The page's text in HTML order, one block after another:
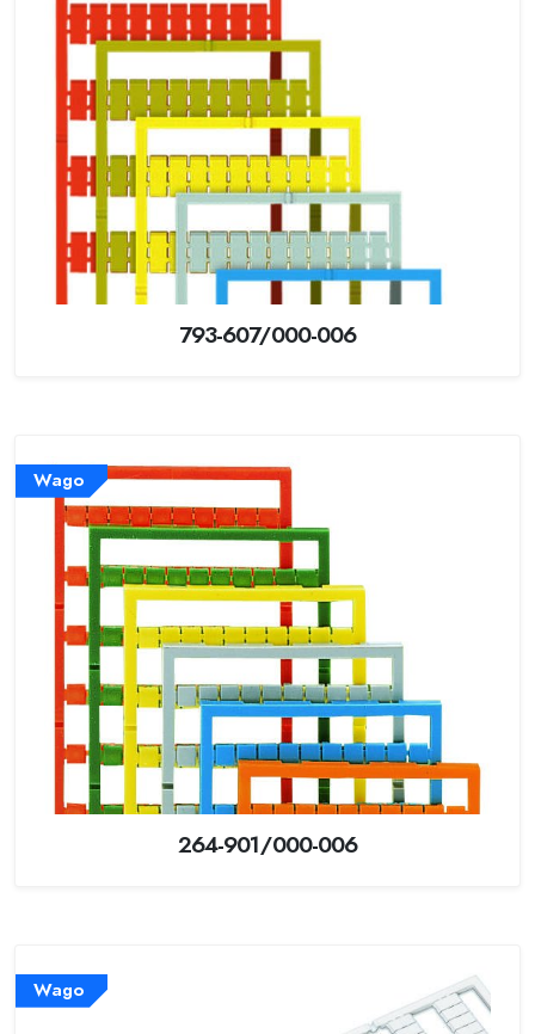
793-607/000-006
Wago
264-901/000-006
Wago